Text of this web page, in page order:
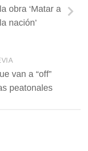
obra ‘Matar a
nación’
van a “off”
peatonales